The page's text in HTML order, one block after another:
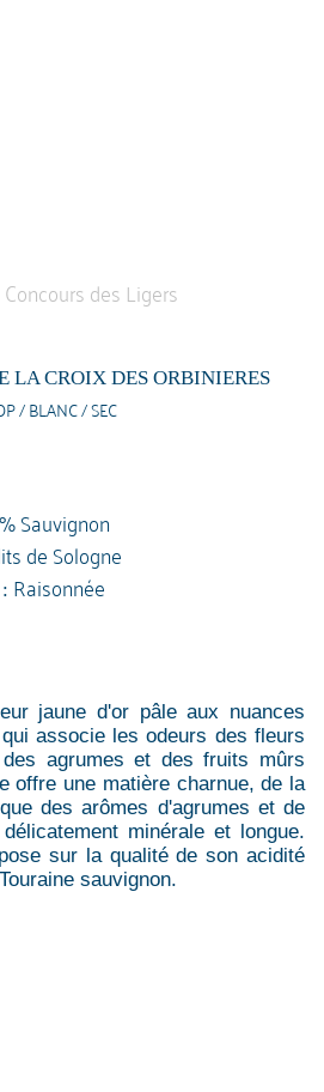
LA CROIX DES ORBINIERES
/ BLANC / SEC
Sauvignon
de Sologne
Raisonnée
jaune d'or pâle aux nuances
associe les odeurs des fleurs
agrumes et des fruits mûrs
offre une matière charnue, de la
des arômes d'agrumes et de
minérale et longue.
sur la qualité de son acidité
sauvignon.